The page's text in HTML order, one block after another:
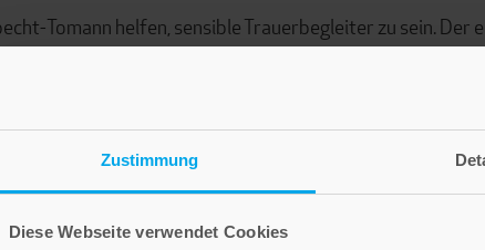
Zustimmung
Diese Webseite verwendet Cookies
Tomann helfen, sensible Trauerbegleiter zu sein. Der
und ermöglicht Erwachsenen wie Kindern, wieder